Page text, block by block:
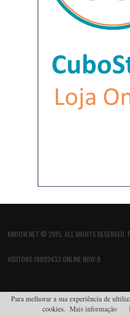
KNOOW.NET © 2015. ALL RIGHTS RESERVED.
VISITORS:18892433 ONLINE NOW:8
Para melhorar a sua experiência de
cookies. Mais informação